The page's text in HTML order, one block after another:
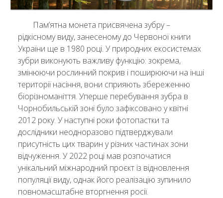
Пам’ятна монета присвячена зубру –
рідкісному виду, занесеному до Червоної книги
України ще в 1980 році. У природних екосистемах
зубри виконують важливу функцію: зокрема,
змінюючи рослинний покрив і поширюючи на інші
території насіння, вони сприяють збереженню
біорізноманіття. Уперше перебування зубра в
Чорнобильській зоні було зафіксовано у квітні
2012 року. У наступні роки фотопастки та
дослідники неодноразово підтверджували
присутність цих тварин у різних частинах зони
відчуження. У 2022 році мав розпочатися
унікальний міжнародний проєкт із відновлення
популяції виду, однак його реалізацію зупинило
повномасштабне вторгнення росії.